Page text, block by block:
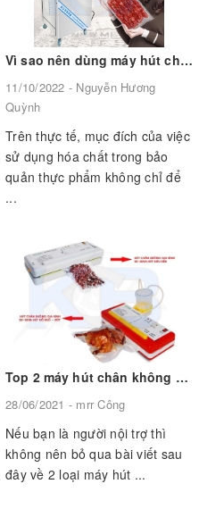
Vì sao nên dùng máy hút chân không thay vì dùng chất bảo quản thực phẩm
11/10/2022 - Nguyễn Hương
Quỳnh
Trên thực tế, mục đích của việc
sử dụng hóa chất trong bảo
quản thực phẩm không chỉ để
...
Top 2 máy hút chân không gia đình được sử dụng nhiều nhất
28/06/2021 - mrr Công
Nếu bạn là người nội trợ thì
không nên bỏ qua bài viết sau
đây về 2 loại máy hút ...